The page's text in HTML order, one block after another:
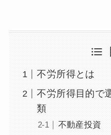
不労所得とは
不労所得目的で
類
不動産投資